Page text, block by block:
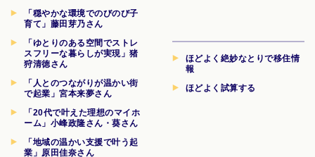
「穏やかな環境でのびのび子
育て」藤田芽乃さん
「ゆとりのある空間でストレ
スフリーな暮らしが実現」猪
狩清徳さん
「人とのつながりが温かい街
で起業」宮本来夢さん
「20代で叶えた理想のマイホ
ーム」小峰政隆さん・葵さん
「地域の温かい支援で叶う起
業」原田佳奈さん
ほどよく絶妙なとりで移住情
報
ほどよく試算する